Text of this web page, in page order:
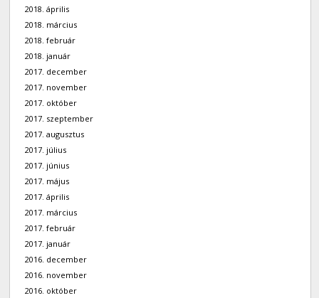
2018. április
2018. március
2018. február
2018. január
2017. december
2017. november
2017. október
2017. szeptember
2017. augusztus
2017. július
2017. június
2017. május
2017. április
2017. március
2017. február
2017. január
2016. december
2016. november
2016. október